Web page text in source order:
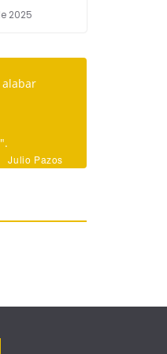
2025
alabar
Julio Pazos